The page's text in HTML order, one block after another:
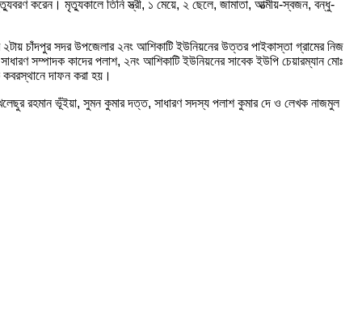
করেন। মৃত্যুকালে তিনি স্ত্রী, ১ মেয়ে, ২ ছেলে, জামাতা, আত্মীয়-স্বজন, বন্ধু-
চাঁদপুর সদর উপজেলার ২নং আশিকাটি ইউনিয়নের উত্তর পাইকাস্তা গ্রামের নিজ
সম্পাদক কাদের পলাশ, ২নং আশিকাটি ইউনিয়নের সাবেক ইউপি চেয়ারম্যান মোঃ
দাফন করা হয়।
রহমান ভূঁইয়া, সুমন কুমার দত্ত, সাধারণ সদস্য পলাশ কুমার দে ও লেখক নাজমুল